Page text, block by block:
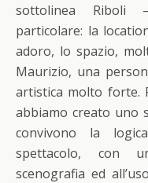
sottolinea Riboli
particolare: la
adoro, lo spazio,
Maurizio, una
artistica molto forte.
abbiamo creato uno
convivono la
spettacolo, con
scenografia ed